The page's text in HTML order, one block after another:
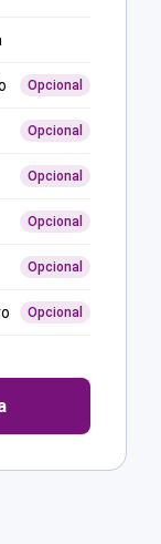
Opcional
Opcional
Opcional
Opcional
Opcional
Opcional